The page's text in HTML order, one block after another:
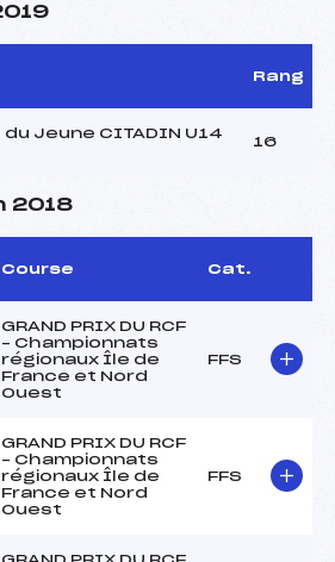
Rang
Jeune CITADIN U14
16
2018
Course Cat.
GRAND PRIX DU RCF
– Championnats
régionaux Île de
France et Nord
Ouest
FFS
GRAND PRIX DU RCF
– Championnats
régionaux Île de
France et Nord
Ouest
FFS
GRAND PRIX DU RCF